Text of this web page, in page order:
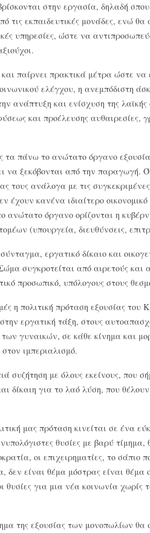
στην εργασία, δηλαδή
τις εκπαιδευτικές μονάδες, ενώ θα
υπηρεσίες, ώστε να
παίρνει πρακτικά μέτρα ώστε
ελέγχου, η ανεμπόδιστη
ανάπτυξη και ενίσχυση της
και προέλευσης αυθαιρεσίες,
τα πάνω το ανώτατο όργανο
να ξεκόβονται από την παραγωγή.
τους ανάλογα με τις
έχουν κανένα ιδιαίτερο
ανώτατο όργανο ορίζονται η
(υπουργεία, διευθύνσεις,
εργατικό δίκαιο και
συγκροτείται από αιρετούς και
προσωπικό, υπόλογους στους
η πολιτική πρόταση εξουσίας
εργατική τάξη, στους
γυναικών, σε κάθε κίνημα και
ιμπεριαλισμό.
συζήτηση με όλους εκείνους, που
δίκαιη για το λαό λύση, που
μας πρόταση κινείται σε ένα
θυσίες με βαρύ τίμημα,
οι επιχειρηματίες, το σάπιο
δεν είναι θέμα μόστρας είναι θέμα
θυσίες για μια νέα κοινωνία χωρίς
της εξουσίας των μονοπωλίων θα